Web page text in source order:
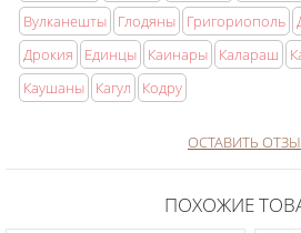
Вулканешты
Глодяны Григориополь
Дрокия
Единцы Каинары Калараш
Каушаны
Кагул Кодру
ОСТАВИТЬ
ПОХОЖИЕ